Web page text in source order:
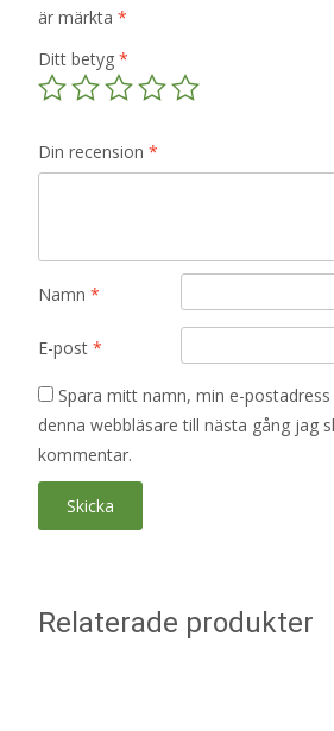
är märkta *
Ditt betyg *
Din recension *
Namn *
E-post *
Spara mitt namn, min e-
denna webbläsare till nästa gång jag
kommentar.
Relaterade produkter